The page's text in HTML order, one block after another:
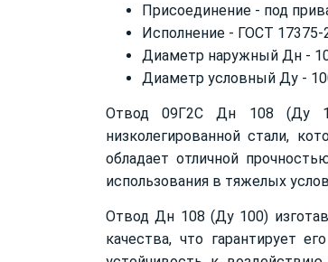
Присоединение - под
Исполнение - ГОСТ 17375-
Диаметр наружный Дн -
Диаметр условный Ду -
Отвод 09Г2С Дн 108 (Ду
низколегированной стали,
обладает отличной
использования в тяжелых
Отвод Дн 108 (Ду 100)
качества, что гарантирует